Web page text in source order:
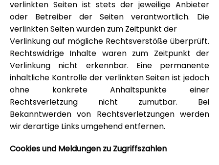
verlinkten Seiten ist stets der jeweilige Anbieter
oder Betreiber der Seiten verantwortlich. Die
verlinkten Seiten wurden zum Zeitpunkt der
Verlinkung auf mögliche Rechtsverstöße überprüft.
Rechtswidrige Inhalte waren zum Zeitpunkt der
Verlinkung nicht erkennbar. Eine permanente
inhaltliche Kontrolle der verlinkten Seiten ist jedoch
ohne konkrete Anhaltspunkte einer
Rechtsverletzung nicht zumutbar. Bei
Bekanntwerden von Rechtsverletzungen werden
wir derartige Links umgehend entfernen.
Cookies und Meldungen zu Zugriffszahlen